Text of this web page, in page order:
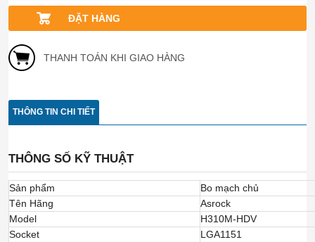
ĐẶT HÀNG
THANH TOÁN KHI GIAO HÀNG
THÔNG TIN CHI TIẾT
THÔNG SỐ KỸ THUẬT
Sản phẩm
Bo mạch chủ
Tên Hãng
Asrock
Model
H310M-HDV
Socket
LGA1151